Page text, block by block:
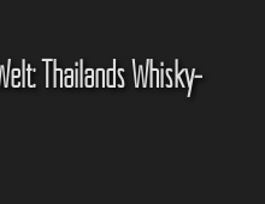
Thailands Whisky-